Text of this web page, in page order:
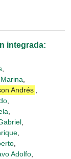
integrada:
,
,
Andrés ,
,
,
,
,
,
Adolfo,